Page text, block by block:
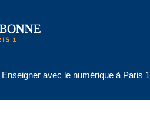
Enseigner avec le numérique à Paris 1